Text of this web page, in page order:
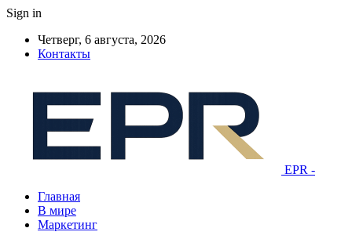
Sign in
Четверг, 6 августа, 2026
Контакты
EPR -
Главная
В мире
Маркетинг